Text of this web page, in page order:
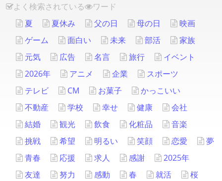
よく検索されている
ワード
夏
夏休み 父の日 母の日
映画
ゲーム
面白い 未来 部活
家族
元気
広告 名言 旅行
イベント
2026年
アニメ 企業
スポーツ
テレビ
CM お菓子
かっこいい
不動産
学校 幸せ 健康
会社
結婚
観光 飲食 化粧品
音楽
挑戦
希望 明るい 笑顔 恋愛
夢
青春
応援 求人 感謝
2025年
友達
努力 感動 春 就活
桜